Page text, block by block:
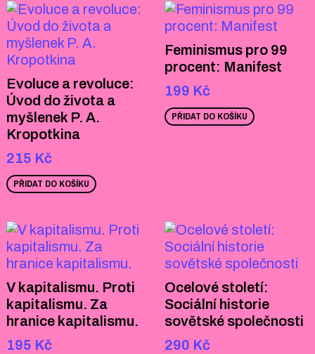
Evoluce a revoluce:
Úvod do života a
myšlenek P. A.
Kropotkina
215 Kč
PŘIDAT DO KOŠÍKU
Feminismus pro 99
procent: Manifest
199 Kč
PŘIDAT DO KOŠÍKU
V kapitalismu. Proti
kapitalismu. Za
hranice kapitalismu.
195 Kč
Ocelové století:
Sociální historie
sovětské společnosti
290 Kč